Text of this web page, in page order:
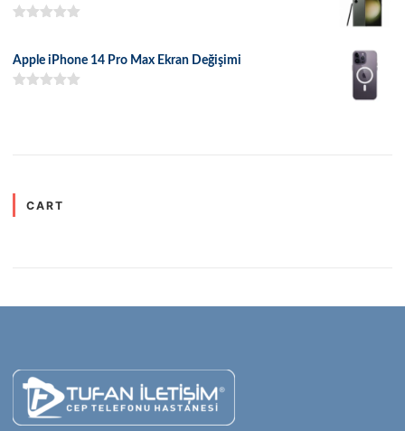
Apple iPhone 14 Pro Max Ekran Değişimi
CART